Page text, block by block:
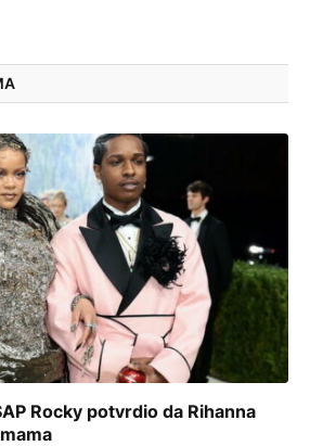
Rocky potvrdio da Rihanna